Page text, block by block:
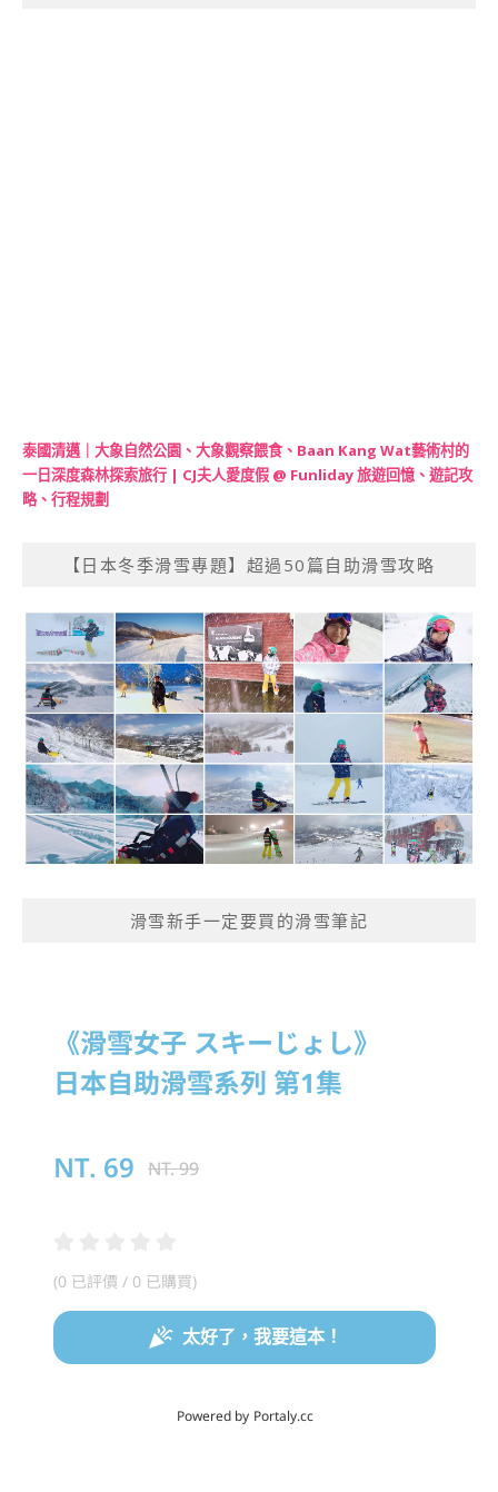
泰國清邁｜大象自然公園、大象觀察餵食、Baan Kang Wat藝術村的
一日深度森林探索旅行 | CJ夫人愛度假 @ Funliday 旅遊回憶、遊記攻
略、行程規劃
【日本冬季滑雪專題】超過50篇自助滑雪攻略
滑雪新手一定要買的滑雪筆記